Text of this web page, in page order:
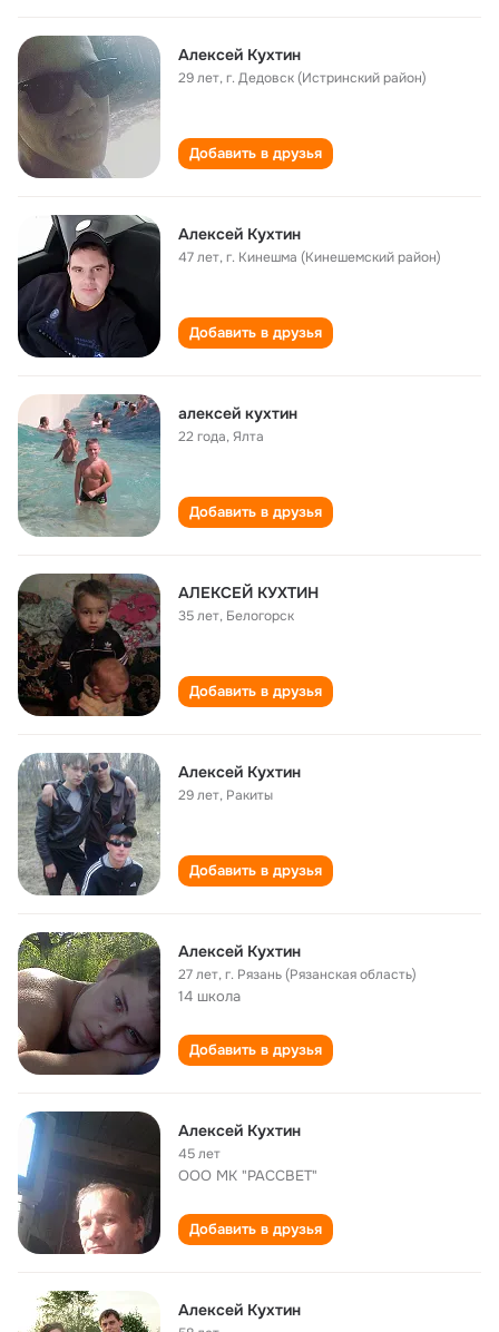
Алексей Кухтин
29 лет,г. Дедовск (Истринский район)
Добавить в друзья
Алексей Кухтин
47 лет,г. Кинешма (Кинешемский район)
Добавить в друзья
алексей кухтин
22 года,Ялта
Добавить в друзья
АЛЕКСЕЙ КУХТИН
35 лет, Белогорск
Добавить в друзья
Алексей Кухтин
29 лет, Ракиты
Добавить в друзья
Алексей Кухтин
27 лет,г. Рязань (Рязанская область)
14 школа
Добавить в друзья
Алексей Кухтин
45 лет
ООО МК "РАССВЕТ"
Добавить в друзья
Алексей Кухтин